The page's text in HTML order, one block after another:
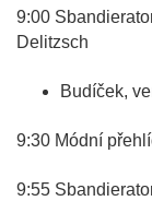
9:00
Delitzsch
Budíček,
9:30 Módní
9:55